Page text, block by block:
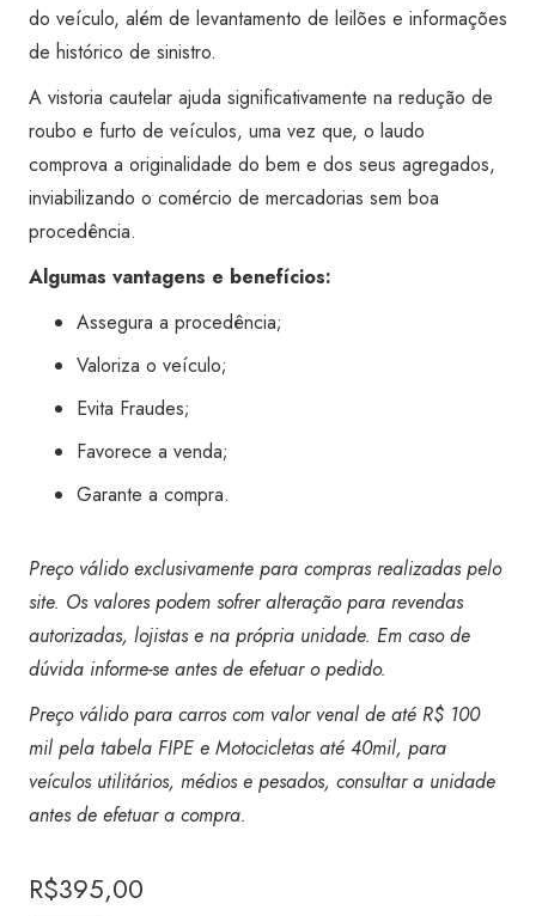
do veículo, além de levantamento de leilões e informações
de histórico de sinistro.
A vistoria cautelar ajuda significativamente na redução de
roubo e furto de veículos, uma vez que, o laudo
comprova a originalidade do bem e dos seus agregados,
inviabilizando o comércio de mercadorias sem boa
procedência.
Algumas vantagens e benefícios:
Assegura a procedência;
Valoriza o veículo;
Evita Fraudes;
Favorece a venda;
Garante a compra.
Preço válido exclusivamente para compras realizadas pelo
site. Os valores podem sofrer alteração para revendas
autorizadas, lojistas e na própria unidade. Em caso de
dúvida informe-se antes de efetuar o pedido.
Preço válido para carros com valor venal de até R$ 100
mil pela tabela FIPE e Motocicletas até 40mil, para
veículos utilitários, médios e pesados, consultar a unidade
antes de efetuar a compra.
R$395,00